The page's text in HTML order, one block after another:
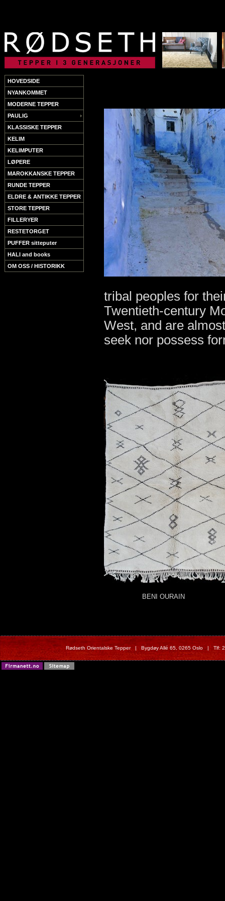
HOVEDSIDE
NYANKOMMET
MODERNE TEPPER
PAULIG
KLASSISKE TEPPER
KELIM
KELIMPUTER
LØPERE
MAROKKANSKE TEPPER
RUNDE TEPPER
ELDRE & ANTIKKE TEPPER
STORE TEPPER
FILLERYER
RESTETORGET
PUFFER sitteputer
HALI and books
OM OSS / HISTORIKK
tribal peoples for
Twentieth-century
West, and are
seek nor possess
BENI OURAIN
Rødseth Orientalske Tepper | Bygdøy Allé 65, 0265 Oslo |